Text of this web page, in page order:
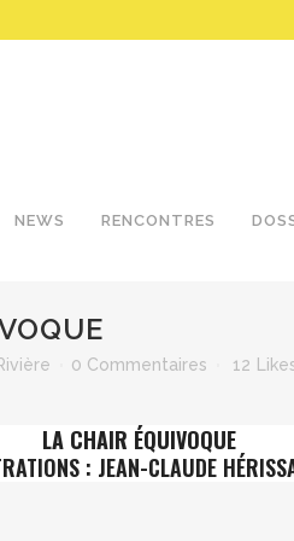
NEWS RENCONTRES
0 Commentaires 12
LA CHAIR ÉQUIVOQUE
: JEAN-CLAUDE